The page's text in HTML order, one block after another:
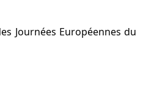
Journées Européennes du